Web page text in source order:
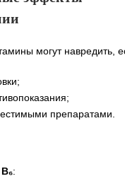
могут навредить,
препаратами.
: